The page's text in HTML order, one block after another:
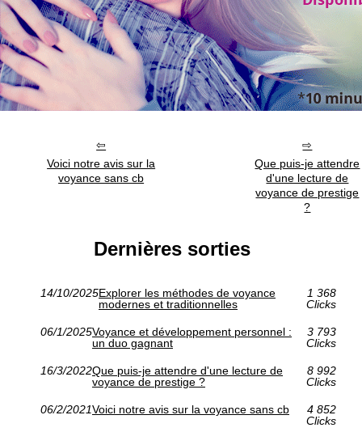
Voici notre avis sur la
voyance sans cb
Que puis-je attendre
d'une lecture de
voyance de prestige
?
Dernières sorties
14/10/2025Explorer les méthodes de voyance
modernes et traditionnelles
1 368
Clicks
06/1/2025Voyance et développement personnel :
un duo gagnant
3 793
Clicks
16/3/2022Que puis-je attendre d'une lecture de
voyance de prestige ?
8 992
Clicks
06/2/2021Voici notre avis sur la voyance sans cb
4 852
Clicks